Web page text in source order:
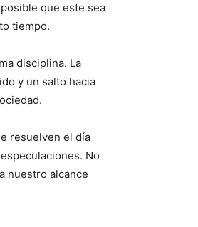
que este sea
tiempo.
disciplina. La
y un salto hacia
resuelven el día
No
nuestro alcance